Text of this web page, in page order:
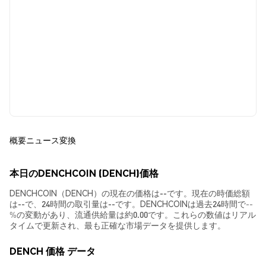
概要ニュース変換
本日のDENCHCOIN (DENCH)価格
DENCHCOIN（DENCH）の現在の価格は--です。現在の時価総額
は--で、24時間の取引量は--です。DENCHCOINは過去24時間で--
%の変動があり、流通供給量は約0.00です。これらの数値はリアル
タイムで更新され、最も正確な市場データを提供します。
DENCH 価格 データ